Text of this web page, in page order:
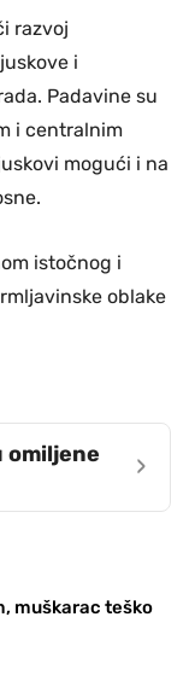
razvoj
i
Padavine su
i centralnim
mogući i na
istočnog i
oblake
omiljene
›
muškarac teško